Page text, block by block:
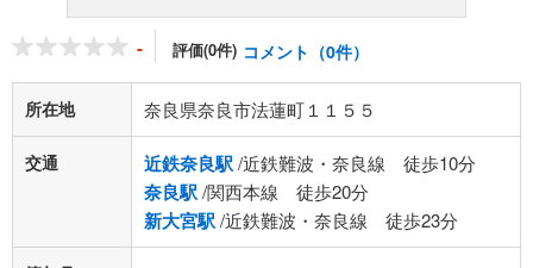
- 評価(0件) コメント（0件）
所在地 奈良県奈良市法蓮町１１５５
交通 近鉄奈良駅/近鉄難波・奈良線 徒歩10分
奈良駅/関西本線 徒歩20分
新大宮駅/近鉄難波・奈良線 徒歩23分